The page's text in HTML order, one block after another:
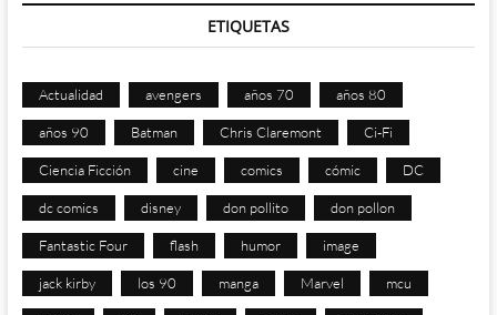
ETIQUETAS
Actualidad avengers años 70 años 80
años 90 Batman Chris Claremont Ci-Fi
Ciencia Ficción cine comics cómic DC
dc comics disney don pollito don pollon
Fantastic Four flash humor image
jack kirby los 90 manga Marvel mcu